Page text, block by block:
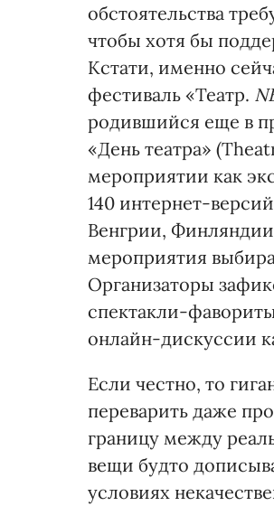
обстоятельства
чтобы хотя бы
Кстати, именно
фестиваль «Театр.
родившийся еще в
«День театра»
мероприятии как
140 интернет-
Венгрии,
мероприятия
Организаторы
спектакли-
онлайн-дискуссии
Если честно, то
переварить даже
границу между
вещи будто
условиях